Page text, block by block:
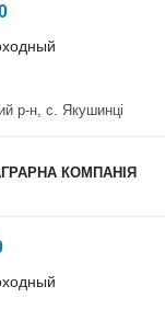
р-н, с. Якушинці
КОМПАНІЯ